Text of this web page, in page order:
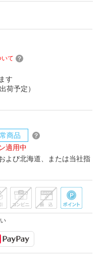
て
す
荷予定）
商品
適用中
よび北海道、または当社指